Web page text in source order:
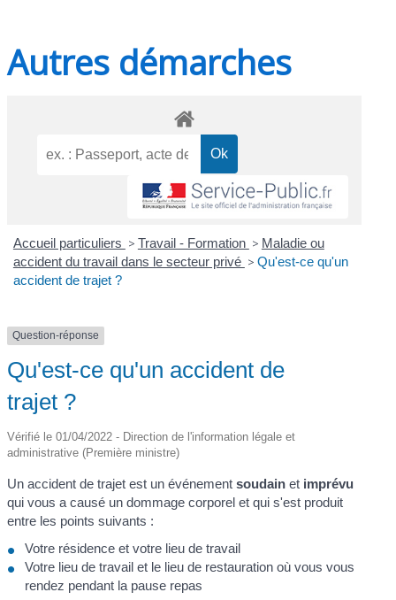
Autres démarches
Accueil particuliers > Travail - Formation > Maladie ou
accident du travail dans le secteur privé > Qu'est-ce qu'un
accident de trajet ?
Question-réponse
Qu'est-ce qu'un accident de
trajet ?
Vérifié le 01/04/2022 - Direction de l'information légale et
administrative (Première ministre)
Un accident de trajet est un événementsoudain et imprévu
qui vous a causé un dommage corporel et qui s'est produit
entre les points suivants :
Votre résidence et votre lieu de travail
Votre lieu de travail et le lieu de restauration où vous vous
rendez pendant la pause repas